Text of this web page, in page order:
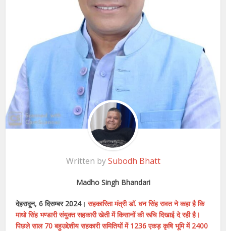
Written bySubodh Bhatt
Madho Singh Bhandari
देहरादून, 6 दिसम्बर 2024। सहकारिता मंत्री डॉ. धन सिंह रावत ने कहा है कि
माधो सिंह भण्डारी संयुक्त सहकारी खेती में किसानों की रूचि दिखाई दे रही है।
पिछले साल 70 बहुउद्देशीय सहकारी समितियों में 1236 एकड़ कृषि भूमि में 2400